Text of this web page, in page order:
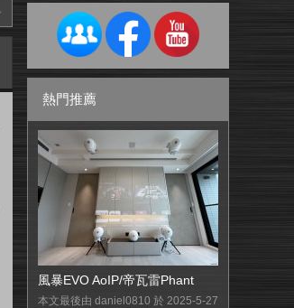
熱門推薦
風暴EVO AoIP/帝瓦雷Phant
本文最後由 daniel0810 於 2025-5-27